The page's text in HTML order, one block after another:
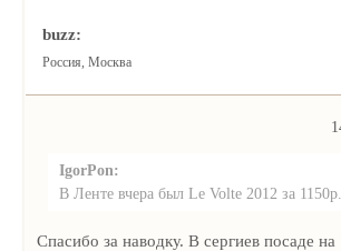
buzz:
Россия, Москва
IgorPon:
В Ленте вчера был Le Volte 2012 за 1150р.
Спасибо за наводку. В сергиев посаде на